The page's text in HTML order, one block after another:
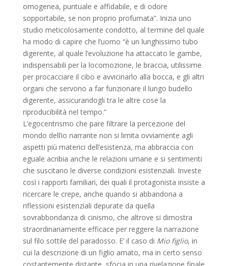
omogenea, puntuale e affidabile, e di odore
sopportabile, se non proprio profumata”. Inizia uno
studio meticolosamente condotto, al termine del quale
ha modo di capire che l’uomo “è un lunghissimo tubo
digerente, al quale l’evoluzione ha attaccato le gambe,
indispensabili per la locomozione, le braccia, utilissime
per procacciare il cibo e avvicinarlo alla bocca, e gli altri
organi che servono a far funzionare il lungo budello
digerente, assicurandogli tra le altre cose la
riproducibilità nel tempo.”
L’egocentrismo che pare filtrare la percezione del
mondo dell’io narrante non si limita ovviamente agli
aspetti più materici dell’esistenza, ma abbraccia con
eguale acribia anche le relazioni umane e si sentimenti
che suscitano le diverse condizioni esistenziali. Investe
così i rapporti familiari, dei quali il protagonista insiste a
ricercare le crepe, anche quando si abbandona a
riflessioni esistenziali depurate da quella
sovrabbondanza di cinismo, che altrove si dimostra
straordinariamente efficace per reggere la narrazione
sul filo sottile del paradosso. E’ il caso di Mio figlio, in
cui la descrizione di un figlio amato, ma in certo senso